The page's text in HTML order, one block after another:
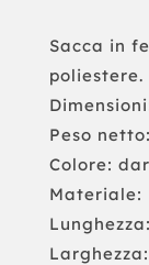
Sacca in
poliestere.
Peso
Colore:
Materiale: